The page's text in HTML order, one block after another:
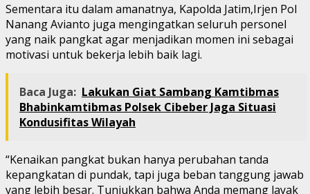
Sementara itu dalam amanatnya, Kapolda Jatim,Irjen Pol
Nanang Avianto juga mengingatkan seluruh personel
yang naik pangkat agar menjadikan momen ini sebagai
motivasi untuk bekerja lebih baik lagi.
Baca Juga: Lakukan Giat Sambang Kamtibmas
Bhabinkamtibmas Polsek Cibeber Jaga Situasi
Kondusifitas Wilayah
“Kenaikan pangkat bukan hanya perubahan tanda
kepangkatan di pundak, tapi juga beban tanggung jawab
yang lebih besar. Tunjukkan bahwa Anda memang layak